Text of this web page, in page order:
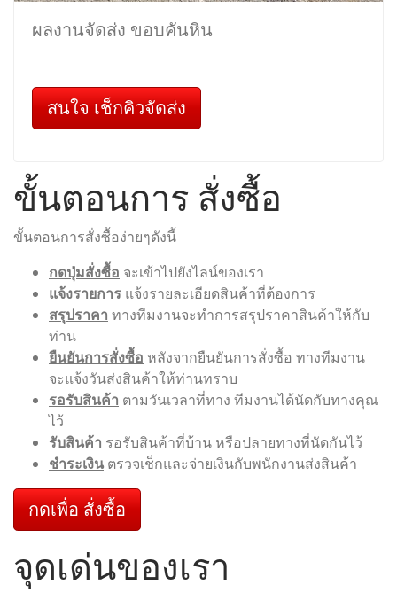
ผลงานจัดส่ง ขอบคันหิน
สนใจ เช็กคิวจัดส่ง
ขั้นตอนการ สั่งซื้อ
ขั้นตอนการสั่งซื้อง่ายๆดังนี้
กดปุ่มสั่งซื้อ จะเข้าไปยังไลน์ของเรา
แจ้งรายการ แจ้งรายละเอียดสินค้าที่ต้องการ
สรุปราคา ทางทีมงานจะทำการสรุปราคาสินค้าให้กับ
ท่าน
ยืนยันการสั่งซื้อ หลังจากยืนยันการสั่งซื้อ ทางทีมงาน
จะแจ้งวันส่งสินค้าให้ท่านทราบ
รอรับสินค้า ตามวันเวลาที่ทาง ทีมงานได้นัดกับทางคุณ
ไว้
รับสินค้า รอรับสินค้าที่บ้าน หรือปลายทางที่นัดกันไว้
ชำระเงิน ตรวจเช็กและจ่ายเงินกับพนักงานส่งสินค้า
กดเพื่อ สั่งซื้อ
จุดเด่นของเรา